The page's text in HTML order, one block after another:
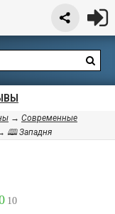
→ Современные
🕮 Западня
10